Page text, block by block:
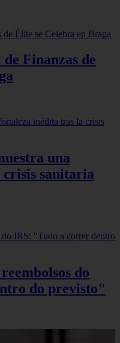
Finanzas de
una
sanitaria
do
do previsto"